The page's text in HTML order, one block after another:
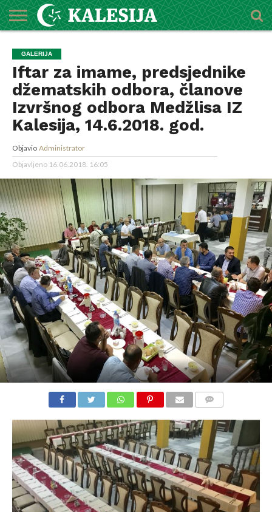
O
MEDŽLISU
DŽEMATI
IMAMI
MEKTEBSKI
CENTAR
VIJESTI
HUTBE
NAJAVE
KALENDAR
KONTAKT
GALERIJA
Iftar za imame, predsjednike
džematskih odbora, članove
Izvršnog odbora Medžlisa IZ
Kalesija, 14.6.2018. god.
Objavio Administrator
Objavljeno 16.06.2018. 16:05